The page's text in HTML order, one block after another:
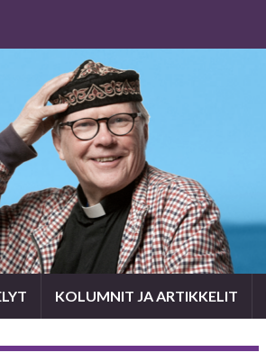
KOLUMNIT JA ARTIKKELIT